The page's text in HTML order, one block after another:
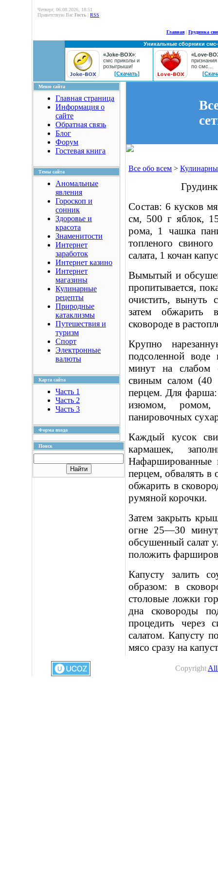
Четверг, 06.08.2026, 18:51
Приветствую Вас Гость | RSS
Главная | Грудинка
Уникальные сборники
«Joke-BOX»:
смс приколы и
розыгрыши!
[Скачать]
«Love-
по смс...
Меню сайта
Главная страница
Информация о
сайте
Обратная связь
Блог
Форум
Гостевая книга
Темы сайта
Аномальные
явления
Гороскоп и
сонник
Здоровье и
красота
Знаменитости
Интернет
заработок
Интернет казино
Интернет
магазины
Кулинарные
рецепты
Природные
катаклизмы
Путешествия и
туризм
Спорт
Электронные
валюты
Карта сайта
Часть 1
Часть 2
Часть 3
Форма входа
Поиск
Все обо всем >
Состав: 6 кусков
см, 500 г яблок,
рома, 1 чашка
топленого
салата, 1 кочан
Вымытый и
пропитывается,
очистить, вынуть
затем обжарить
сковороде в
Крупно
подсоленной
минут на слабом
свиным салом (40
перцем. Для фарша:
изюмом, ромом,
панировочных
Каждый кусок
кармашек,
Нафаршированные
перцем, обвалять в
обжарить в
румяной корочки.
Затем закрыть
огне 25—30
обсушенный салат
положить
Капусту залить
образом: в
столовые ложки
дна сковороды
процедить
салатом. Капусту
мясо сразу на
Copyright